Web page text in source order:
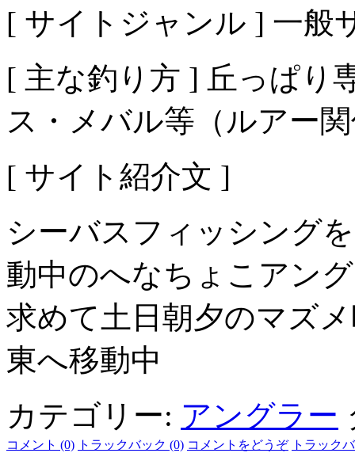
[ サイトジャンル ] 一般
[ 主な釣り方 ] 丘っぱり
ス・メバル等（ルアー
[ サイト紹介文 ]
シーバスフィッシング
動中のへなちょこアン
求めて土日朝夕のマズ
東へ移動中
カテゴリー: アングラー
コメント (0) トラックバック (0) コメントをどうぞ トラック